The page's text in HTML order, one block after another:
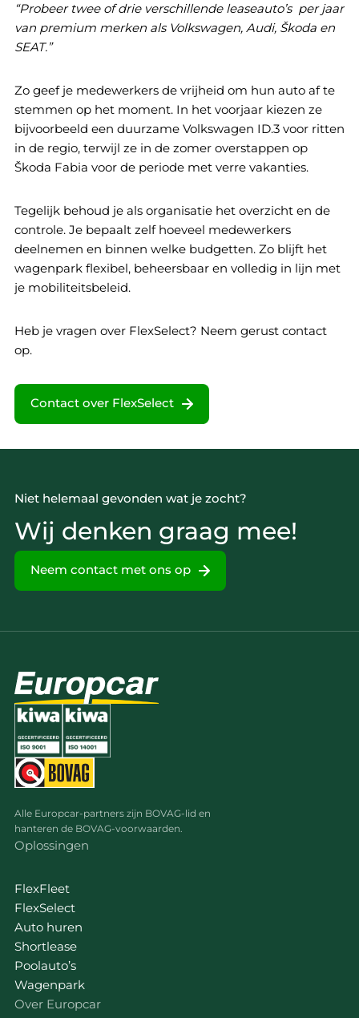
“Probeer twee of drie verschillende leaseauto’s per jaar
van premium merken als Volkswagen, Audi, Škoda en
SEAT.”
Zo geef je medewerkers de vrijheid om hun auto af te
stemmen op het moment. In het voorjaar kiezen ze
bijvoorbeeld een duurzame Volkswagen ID.3 voor ritten
in de regio, terwijl ze in de zomer overstappen op
Škoda Fabia voor de periode met verre vakanties.
Tegelijk behoud je als organisatie het overzicht en de
controle. Je bepaalt zelf hoeveel medewerkers
deelnemen en binnen welke budgetten. Zo blijft het
wagenpark flexibel, beheersbaar en volledig in lijn met
je mobiliteitsbeleid.
Heb je vragen over FlexSelect? Neem gerust contact
op.
Contact over FlexSelect
Niet helemaal gevonden wat je zocht?
Wij denken graag mee!
Neem contact met ons op
Alle Europcar-partners zijn BOVAG-lid en
hanteren de BOVAG-voorwaarden.
Oplossingen
FlexFleet
FlexSelect
Auto huren
Shortlease
Poolauto’s
Wagenpark
Over Europcar